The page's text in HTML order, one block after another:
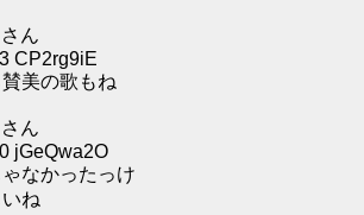
ん
CP2rg9iE
美の歌もね
ん
jGeQwa2O
なかったっけ
ね